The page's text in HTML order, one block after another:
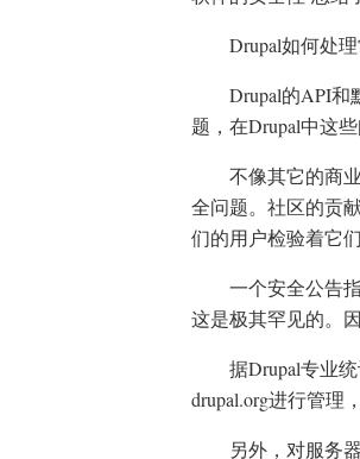
Drupal如何处
Drupal的API
题，在Drupal中这
不像其它的商
全问题。社区的贡
们的用户检验着它
一个安全公告
这是极其罕见的。
据Drupal专业
drupal.org进行管理
另外，对服务